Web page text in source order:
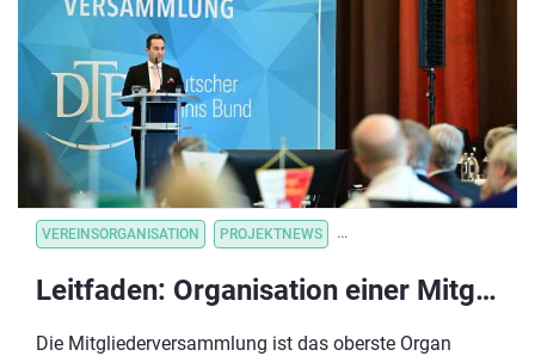
VEREINSORGANISATION PROJEKTNEWS VEREINSORGANISATION
Leitfaden: Organisation einer Mitgliederversammlung
Die Mitgliederversammlung ist das oberste Organ